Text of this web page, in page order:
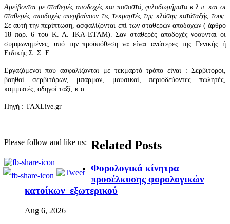
Αμείβονται με σταθερές αποδοχές και ποσοστά, φιλοδωρήματα κ.λ.π. και οι
σταθερές αποδοχές υπερβαίνουν τις τεκμαρτές της κλάσης κατάταξής τους.
Σε αυτή την περίπτωση, ασφαλίζονται επί των σταθερών αποδοχών ( άρθρο
18 παρ. 6 του Κ. Α. ΙΚΑ-ΕΤΑΜ). Σαν σταθερές αποδοχές νοούνται οι
συμφωνημένες, υπό την προϋπόθεση να είναι ανώτερες της Γενικής ή
Ειδικής Σ. Σ. Ε..
Εργαζόμενοι που ασφαλίζονται με τεκμαρτό τρόπο είναι : Σερβιτόροι,
βοηθοί σερβιτόρων, μπάρμαν, μουσικοί, περιοδεύοντες πωλητές,
κομμωτές, οδηγοί ταξί, κ.α.
Πηγή : TAXLive.gr
Please follow and like us: Related Posts
Φορολογικά κίνητρα
προσέλκυσης φορολογικών
κατοίκων εξωτερικού
Aug 6, 2026